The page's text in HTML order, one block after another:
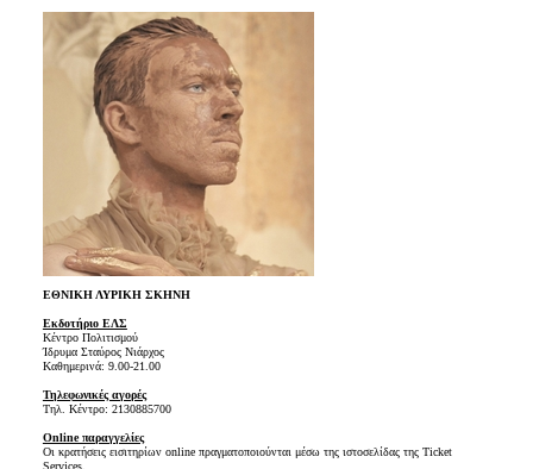
ΕΘΝΙΚΗ ΛΥΡΙΚΗ ΣΚΗΝΗ
Εκδοτήριο ΕΛΣ
Κέντρο Πολιτισμού
Ίδρυμα Σταύρος Νιάρχος
Καθημερινά: 9.00-21.00
Τηλεφωνικές αγορές
Τηλ. Κέντρο: 2130885700
Online παραγγελίες
Οι κρατήσεις εισιτηρίων online πραγματοποιούνται μέσω της ιστοσελίδας της Ticket
Services.